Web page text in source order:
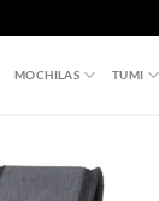
MOCHILAS TUMI